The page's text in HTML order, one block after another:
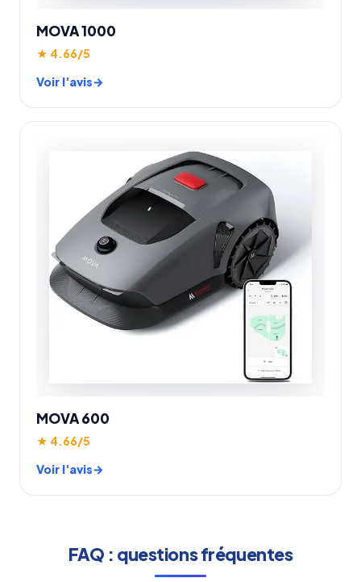
MOVA 1000
★ 4.66/5
Voir l'avis
MOVA 600
★ 4.66/5
Voir l'avis
FAQ : questions fréquentes